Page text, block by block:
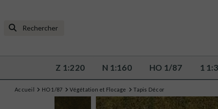
Z 1:220 N 1:160 HO 1/87 1
Accueil HO 1/87 Végétation et Flocage Tapis Décor